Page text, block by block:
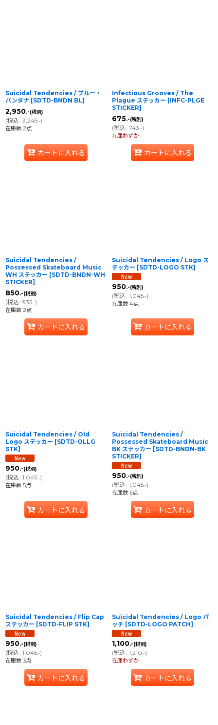
Suicidal Tendencies / ブルー・
バンダナ [SDTD-BNDN BL]
2,950.-(税別)
(税込: 3,245.-)
在庫数 2点
カートに入れる
Infectious Grooves / The
Plague ステッカー [INFC-PLGE
STICKER]
675.-(税別)
(税込: 743.-)
在庫わずか
カートに入れる
Suicidal Tendencies /
Possessed Skateboard Music
WH ステッカー [SDTD-BNDN-WH
STICKER]
850.-(税別)
(税込: 935.-)
在庫数 2点
カートに入れる
Suicidal Tendencies / Logo ス
テッカー [SDTD-LOGO STK]
950.-(税別)
(税込: 1,045.-)
在庫数 4点
カートに入れる
Suicidal Tendencies / Old
Logo ステッカー [SDTD-OLLG
STK]
950.-(税別)
(税込: 1,045.-)
在庫数 5点
カートに入れる
Suicidal Tendencies /
Possessed Skateboard Music
BK ステッカー [SDTD-BNDN-BK
STICKER]
950.-(税別)
(税込: 1,045.-)
在庫数 5点
カートに入れる
Suicidal Tendencies / Flip Cap
ステッカー [SDTD-FLIP STK]
950.-(税別)
(税込: 1,045.-)
在庫数 3点
カートに入れる
Suicidal Tendencies / Logo パ
ッチ [SDTD-LOGO PATCH]
1,100.-(税別)
(税込: 1,210.-)
在庫わずか
カートに入れる